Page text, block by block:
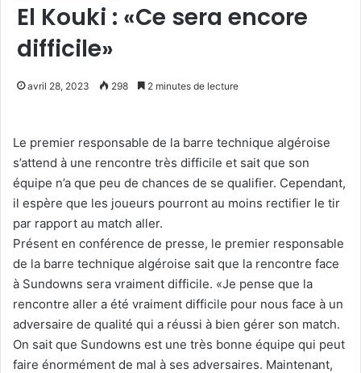
El Kouki : «Ce sera encore
difficile»
avril 28, 2023 298 2 minutes de lecture
Le premier responsable de la barre technique algéroise
s’attend à une rencontre très difficile et sait que son
équipe n’a que peu de chances de se qualifier. Cependant,
il espère que les joueurs pourront au moins rectifier le tir
par rapport au match aller.
Présent en conférence de presse, le premier responsable
de la barre technique algéroise sait que la rencontre face
à Sundowns sera vraiment difficile. «Je pense que la
rencontre aller a été vraiment difficile pour nous face à un
adversaire de qualité qui a réussi à bien gérer son match.
On sait que Sundowns est une très bonne équipe qui peut
faire énormément de mal à ses adversaires. Maintenant,